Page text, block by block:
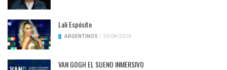
Lali Espósito
ARGENTINOS / 30/04/2019
VAN GOGH EL SUENO INMERSIVO